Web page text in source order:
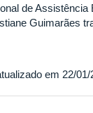
de Assistência
Guimarães
em 22/